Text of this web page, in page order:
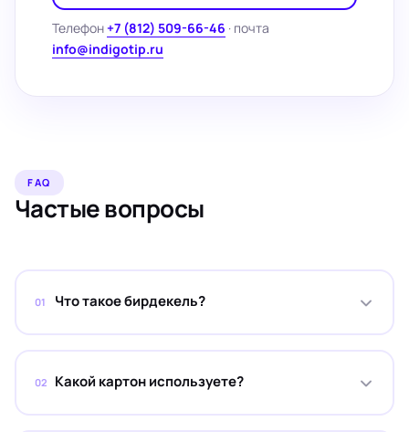
Телефон+7 (812) 509-66-46 · почта
info@indigotip.ru
FAQ
Частые вопросы
01 Что такое бирдекель?
02 Какой картон используете?